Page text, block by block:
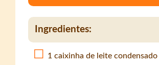
Ingredientes:
1 caixinha de leite condensado